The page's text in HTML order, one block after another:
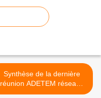
Synthèse de la dernière
réunion ADETEM réseaux
sociaux >